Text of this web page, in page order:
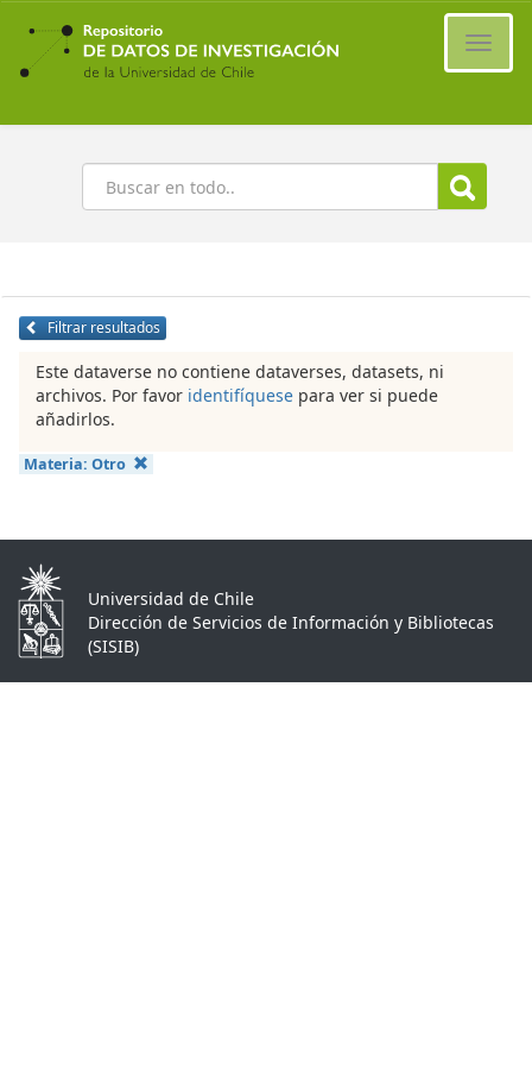
Ir
contenido
principal
Buscar
Filtrar resultados
Este dataverse no contiene dataverses, datasets, ni
archivos. Por favor identifíquese para ver si puede
añadirlos.
Materia: Otro
Universidad de Chile
Dirección de Servicios de Información y Bibliotecas
(SISIB)